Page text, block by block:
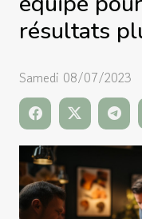
résultats
Samedi 08/07/2023